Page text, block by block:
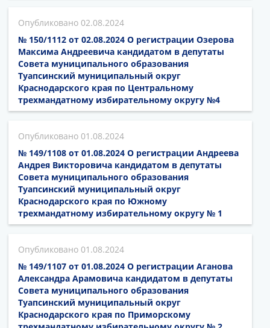
02.08.2024
№ 150/1112 от 02.08.2024 О регистрации Озерова
Максима Андреевича кандидатом в депутаты
Совета муниципального образования
Туапсинский муниципальный округ
Краснодарского края по Центральному
трехмандатному избирательному округу №4
01.08.2024
№ 149/1108 от 01.08.2024 О регистрации Андреева
Андрея Викторовича кандидатом в депутаты
Совета муниципального образования
Туапсинский муниципальный округ
Краснодарского края по Южному
трехмандатному избирательному округу № 1
01.08.2024
№ 149/1107 от 01.08.2024 О регистрации Аганова
Александра Арамовича кандидатом в депутаты
Совета муниципального образования
Туапсинский муниципальный округ
Краснодарского края по Приморскому